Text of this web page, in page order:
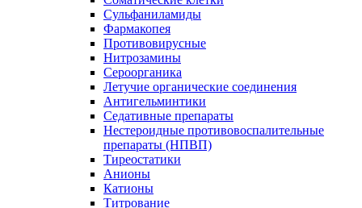
Сульфаниламиды
Фармакопея
Противовирусные
Нитрозамины
Сероорганика
Летучие органические соединения
Антигельминтики
Седативные препараты
Нестероидные противовоспалительные
препараты (НПВП)
Тиреостатики
Анионы
Катионы
Титрование